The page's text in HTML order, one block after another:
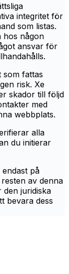
integritet för
som listas.
hos någon
ansvar för
som fattas
risk. Xe
skador till följd
med
webbplats.
alla
du initierar
på
av denna
den juridiska
bevara dess